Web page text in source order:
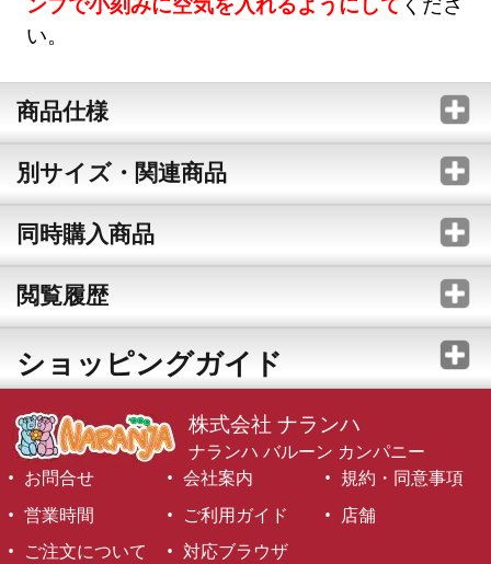
い。
商品仕様
別サイズ・関連商品
同時購入商品
閲覧履歴
ショッピングガイド
株式会社 ナランハ
ナランハ バルーン カンパニー
お問合せ
会社案内
規約・同意事項
営業時間
ご利用ガイド
店舗
ご注文について
対応ブラウザ